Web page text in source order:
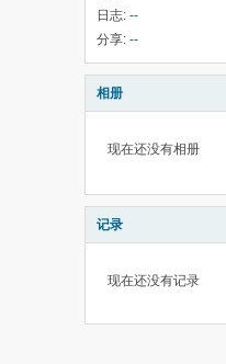
日志: --
分享: --
相册
现在还没有相册
记录
现在还没有记录